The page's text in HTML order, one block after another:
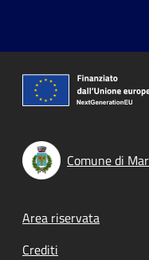
Comune di
Footer menu
Area riservata
Crediti